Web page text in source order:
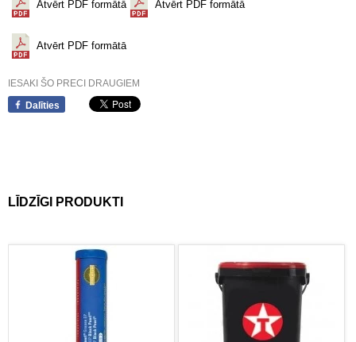
Atvērt PDF formātā Atvērt PDF formātā
Atvērt PDF formātā
IESAKI ŠO PRECI DRAUGIEM
Dalīties
LĪDZĪGI PRODUKTI